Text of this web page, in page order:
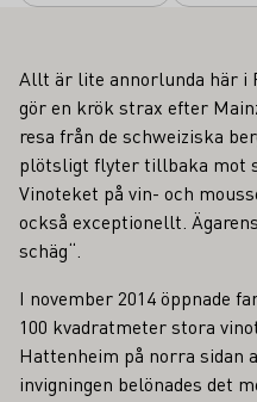
Allt är lite annorlunda här i
gör en krök strax efter
resa från de schweiziska
plötsligt flyter tillbaka mot
Vinoteket på vin- och
också exceptionellt.
schäg“.
I november 2014 öppnade
100 kvadratmeter stora
Hattenheim på norra sidan
invigningen belönades det